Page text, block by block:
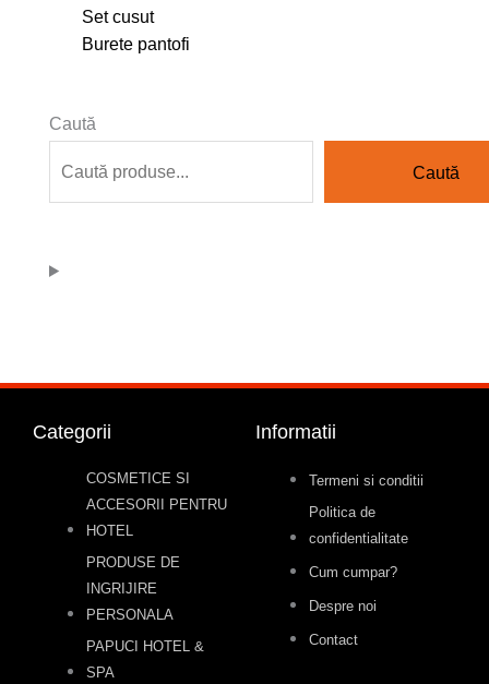
Set cusut
Burete pantofi
Caută
Caută
Categorii
COSMETICE SI
ACCESORII PENTRU
HOTEL
PRODUSE DE
INGRIJIRE
PERSONALA
PAPUCI HOTEL &
SPA
Informatii
Termeni si conditii
Politica de
confidentialitate
Cum cumpar?
Despre noi
Contact